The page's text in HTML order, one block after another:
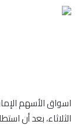
اسواق الأسهم
الثلاثاء، بعد أن